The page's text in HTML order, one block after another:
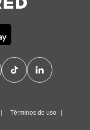
Términos de uso